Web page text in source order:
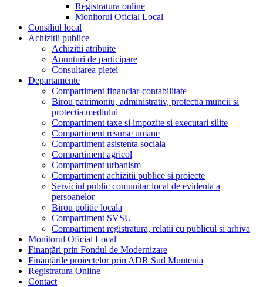
Registratura online
Monitorul Oficial Local
Consiliul local
Achizitii publice
Achizitii atribuite
Anunturi de participare
Consultarea pietei
Departamente
Compartiment financiar-contabilitate
Birou patrimoniu, administrativ, protectia muncii si
protectia mediului
Compartiment taxe si impozite si executari silite
Compartiment resurse umane
Compartiment asistenta sociala
Compartiment agricol
Compartiment urbanism
Compartiment achizitii publice si proiecte
Serviciul public comunitar local de evidenta a
persoanelor
Birou politie locala
Compartiment SVSU
Compartiment registratura, relatii cu publicul si arhiva
Monitorul Oficial Local
Finanțări prin Fondul de Modernizare
Finanțările proiectelor prin ADR Sud Muntenia
Registratura Online
Contact